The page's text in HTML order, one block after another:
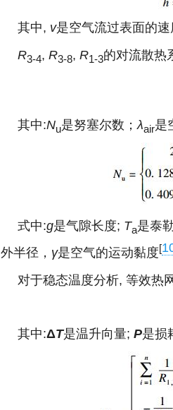
其中, v是空气流过表面的速
R3-4, R3-8, R1-3的对流散热
其中:Nu是努塞尔数； λair是
式中:g是气隙长度; Ta是泰
外半径， γ是空气的运动黏度[
对于稳态温度分析, 等效热
其中:ΔT是温升向量; P是损